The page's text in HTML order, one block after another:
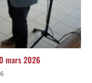
mars 2026